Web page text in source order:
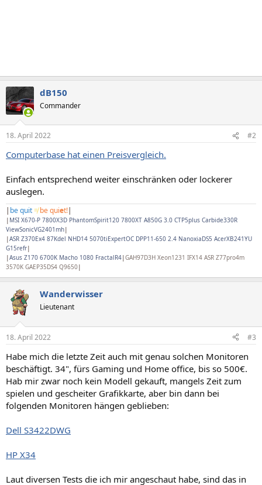
dB150
Commander
18. April 2022 #2
Computerbase hat einen Preisvergleich.
Einfach entsprechend weiter einschränken oder lockerer
auslegen.
| be quit≠ be quiet!|
| MSI X670-P 7800X3D PhantomSpirit120 7800XT A850G 3.0 CTP5plus Carbide330R
ViewSonicVG2401mh|
|ASR Z370Ex4 87Kdel NHD14 5070tiExpertOC DPP11-650 2.4 NanoxiaDS5 AcerXB241YU
G15refr|
|Asus Z170 6700K Macho 1080 FractalR4|GAH97D3H Xeon1231 IFX14 ASR Z77pro4m
3570K GAEP35DS4 Q9650|
Wanderwisser
Lieutenant
18. April 2022 #3
Habe mich die letzte Zeit auch mit genau solchen Monitoren
beschäftigt. 34", fürs Gaming und Home office, bis so 500€.
Hab mir zwar noch kein Modell gekauft, mangels Zeit zum
spielen und gescheiter Grafikkarte, aber bin dann bei
folgenden Monitoren hängen geblieben:
Dell S3422DWG
HP X34
Laut diversen Tests die ich mir angeschaut habe, sind das in